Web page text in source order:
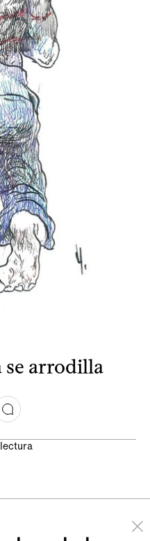
se arrodilla